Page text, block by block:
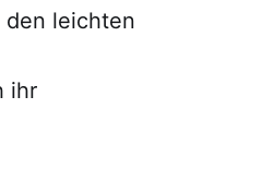
den leichten
ihr